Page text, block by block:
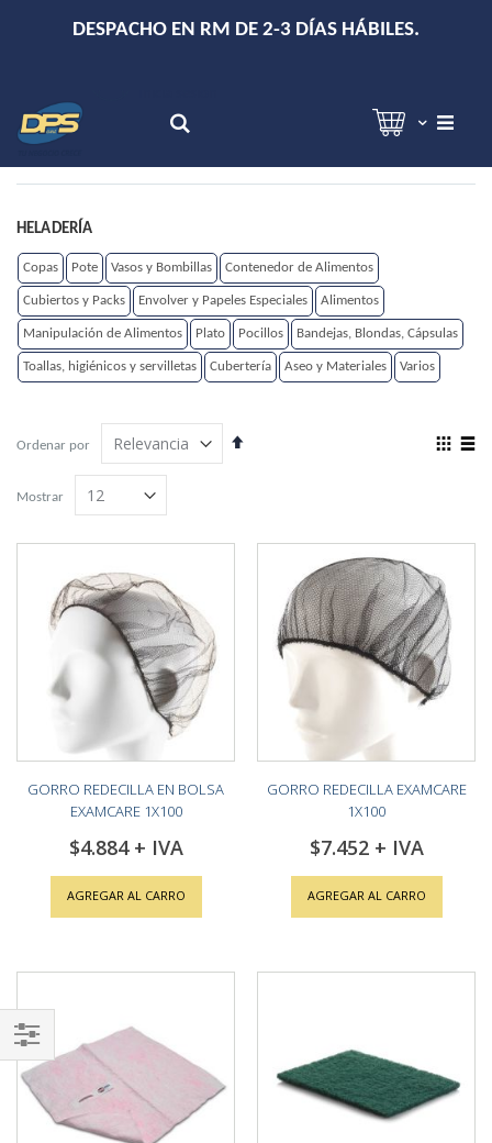
DESPACHO EN RM DE 2-3 DÍAS HÁBILES.
Ordenar por
Establecer
View
Mostrar
GORRO REDECILLA EN BOLSA
EXAMCARE 1X100
$4.884
AGREGAR AL CARRO
GORRO REDECILLA EXAMCARE
1X100
$7.452
AGREGAR AL CARRO
HELADERÍA
Copas Pote Vasos y Bombillas Contenedor de Alimentos
Cubiertos y Packs Envolver y Papeles Especiales Alimentos
Manipulación de Alimentos Plato Pocillos Bandejas, Blondas, Cápsulas
Toallas, higiénicos y servilletas Cubertería Aseo y Materiales Varios
Shop
By